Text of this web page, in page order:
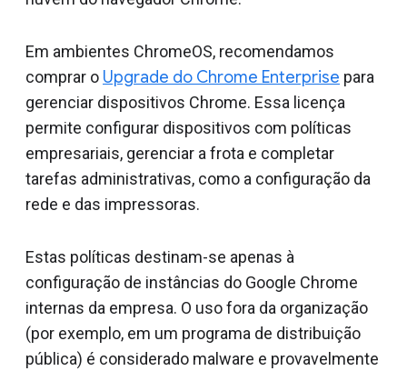
Em ambientes ChromeOS, recomendamos
comprar o Upgrade do Chrome Enterprise para
gerenciar dispositivos Chrome. Essa licença
permite configurar dispositivos com políticas
empresariais, gerenciar a frota e completar
tarefas administrativas, como a configuração da
rede e das impressoras.
Estas políticas destinam-se apenas à
configuração de instâncias do Google Chrome
internas da empresa. O uso fora da organização
(por exemplo, em um programa de distribuição
pública) é considerado malware e provavelmente